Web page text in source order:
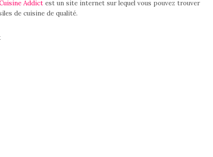
Addict est un site internet sur lequel vous pouvez trouver
de cuisine de qualité.